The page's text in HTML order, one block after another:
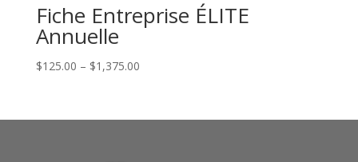
Fiche Entreprise ÉLITE
Annuelle
$125.00 – $1,375.00Price
through